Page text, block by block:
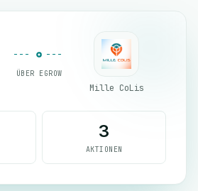
ÜBER EGROW
Mille CoLis
3
AKTIONEN